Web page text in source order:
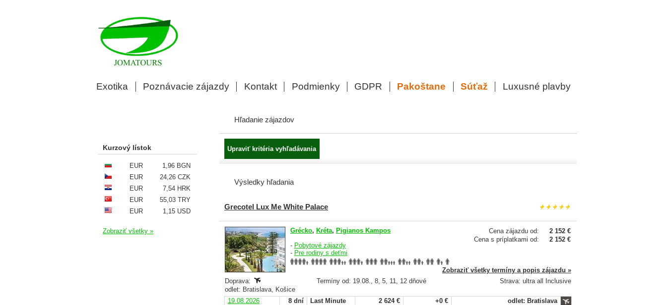
Exotika Poznávacie zájazdy Kontakt Podmienky GDPR Pakoštane Súťaž Luxusné plavby
Hľadanie zájazdov
Výsledky hľadania
Grecotel Lux Me White Palace
Cena zájazdu od:
2 152 €
Cena s príplatkami od:
2 152 €
Grécko, Kréta, Pigianos Kampos
- Pobytové zájazdy
- Pre rodiny s deťmi
Zobraziť všetky termíny a popis zájazdu »
Doprava:
Termíny od: 19.08., 8, 5, 11, 12 dňové
Strava: ultra all Inclusive
odlet: Bratislava, Košice
19.08.2026
8 dní Last Minute 2 624 € +0 €
odlet: Bratislava
Kurzový lístok
EUR
1,96 BGN
EUR
24,26 CZK
EUR
7,54 HRK
EUR
55,03 TRY
EUR
1,15 USD
Zobraziť všetky »